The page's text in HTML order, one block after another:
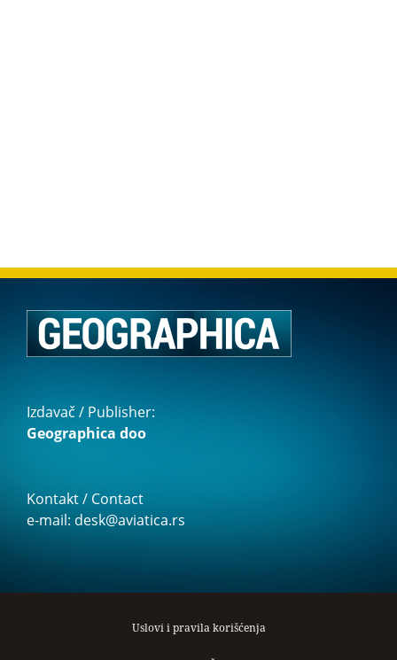
Izdavač / Publisher:
Geographica doo
Kontakt / Contact
e-mail: desk@aviatica.rs
Uslovi i pravila korišćenja